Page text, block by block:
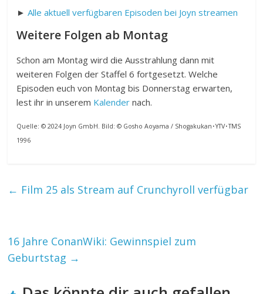
►Alle aktuell verfügbaren Episoden bei Joyn streamen
Weitere Folgen ab Montag
Schon am Montag wird die Ausstrahlung dann mit
weiteren Folgen der Staffel 6 fortgesetzt. Welche
Episoden euch von Montag bis Donnerstag erwarten,
lest ihr in unserem Kalender nach.
Quelle: © 2024 Joyn GmbH. Bild: © Gosho Aoyama / Shogakukan･YTV･TMS
1996
← Film 25 als Stream auf Crunchyroll verfügbar
16 Jahre ConanWiki: Gewinnspiel zum
Geburtstag →